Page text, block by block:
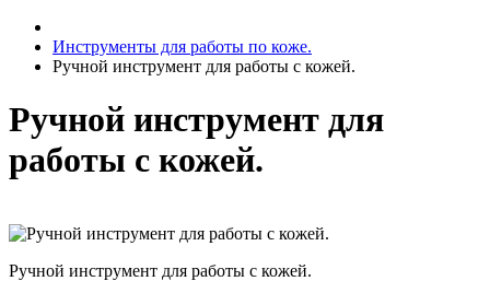
Инструменты для работы по коже.
Ручной инструмент для работы с кожей.
Ручной инструмент для
работы с кожей.
Ручной инструмент для работы с кожей.